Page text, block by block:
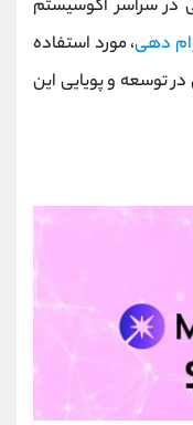
در سراسر اکوسیستم
دهی، مورد استفاده
توسعه و پویایی این